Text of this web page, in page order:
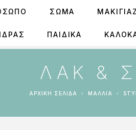
ΣΩΜΑ ΜΑΚΙΓΙΑΖ
ΠΑΙΔΙΚΑ
ΛΑΚ &
ΑΡΧΙΚΉ ΣΕΛΊΔΑ ΜΑΛΛΙΑ